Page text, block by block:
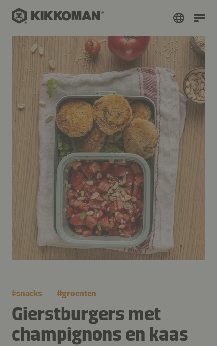
#snacks #groenten
Gierstburgers met
champignons en kaas